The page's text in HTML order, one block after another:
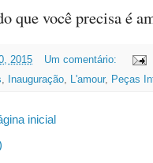
que você precisa é
2015
Um comentário:
, Inauguração, L'amour, Peças
inicial